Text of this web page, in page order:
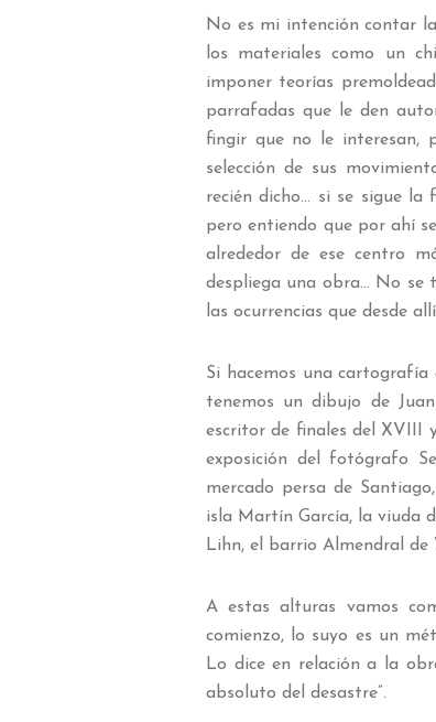
No es mi intención contar
los materiales como un
imponer teorías
parrafadas que le den
fingir que no le interesan,
selección de sus
recién dicho… si se sigue
pero entiendo que por ahí
alrededor de ese centro
despliega una obra… No se
las ocurrencias que desde
Si hacemos una
tenemos un dibujo de
escritor de finales del XVIII
exposición del fotógrafo
mercado persa de
isla Martín García, la viuda
Lihn, el barrio Almendral de
A estas alturas vamos
comienzo, lo suyo es un
Lo dice en relación a la
absoluto del desastre”.